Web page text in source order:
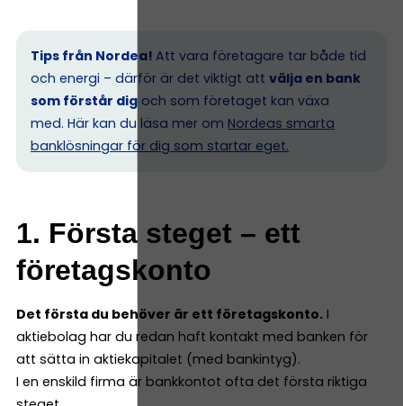
Tips från Nordea! Att vara företagare tar både tid
och energi – därför är det viktigt att välja en bank
som förstår dig och som företaget kan växa
med. Här kan du läsa mer om Nordeas smarta
banklösningar för dig som startar eget.
1. Första steget – ett
företagskonto
Det första du behöver är ett företagskonto. I
aktiebolag har du redan haft kontakt med banken för
att sätta in aktiekapitalet (med bankintyg).
I en enskild firma är bankkontot ofta det första riktiga